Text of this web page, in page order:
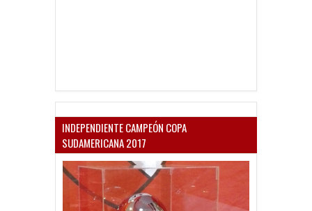
INDEPENDIENTE CAMPEÓN COPA
SUDAMERICANA 2017